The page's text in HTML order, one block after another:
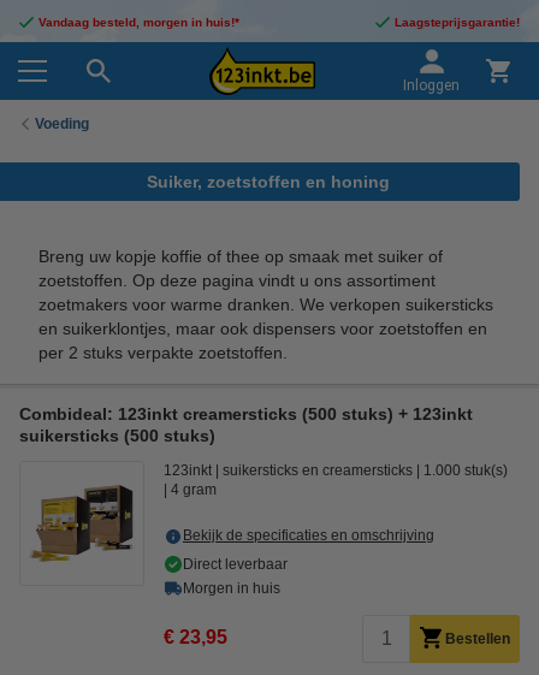
Vandaag besteld, morgen in huis!* Laagsteprijsgarantie!
Inloggen
Voeding
Suiker, zoetstoffen en honing
Breng uw kopje koffie of thee op smaak met suiker of
zoetstoffen. Op deze pagina vindt u ons assortiment
zoetmakers voor warme dranken. We verkopen suikersticks
en suikerklontjes, maar ook dispensers voor zoetstoffen en
per 2 stuks verpakte zoetstoffen.
Combideal: 123inkt creamersticks (500 stuks) + 123inkt
suikersticks (500 stuks)
123inkt suikersticks en creamersticks
1.000 stuk(s)
4 gram
Bekijk de specificaties en omschrijving
Direct leverbaar
Morgen in huis
€ 23,95 Bestellen